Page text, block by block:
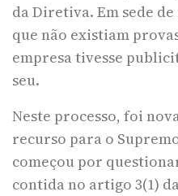
da Diretiva. Em sede
que não existiam
empresa tivesse
seu.
Neste processo, foi
recurso para o
começou por
contida no artigo 3(1)